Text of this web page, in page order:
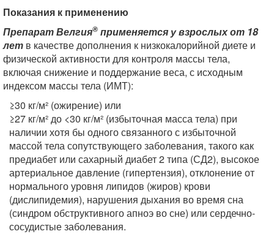
Показания к применению
Препарат Велгия® применяется у взрослых от 18
лет в качестве дополнения к низкокалорийной диете и
физической активности для контроля массы тела,
включая снижение и поддержание веса, с исходным
индексом массы тела (ИМТ):
≥30 кг/м² (ожирение) или
≥27 кг/м² до <30 кг/м² (избыточная масса тела) при
наличии хотя бы одного связанного с избыточной
массой тела сопутствующего заболевания, такого как
предиабет или сахарный диабет 2 типа (СД2), высокое
артериальное давление (гипертензия), отклонение от
нормального уровня липидов (жиров) крови
(дислипидемия), нарушения дыхания во время сна
(синдром обструктивного апноэ во сне) или сердечно-
сосудистые заболевания.